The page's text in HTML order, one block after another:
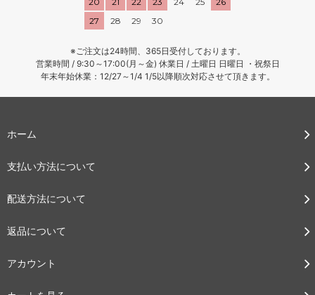
27
28 29 30
※ご注文は24時間、365日受付しております。
営業時間 / 9:30～17:00(月～金) 休業日 / 土曜日 日曜日 ・祝祭日
年末年始休業：12/27～1/4 1/5以降順次対応させて頂きます。
ホーム
支払い方法について
配送方法について
返品について
アカウント